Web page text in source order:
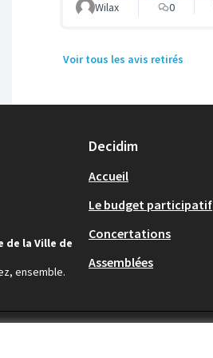
Wilax 0
Voir tous les avis retirés
la Ville de
ensemble.
Decidim
Accueil
Le budget participatif
Concertations
Assemblées